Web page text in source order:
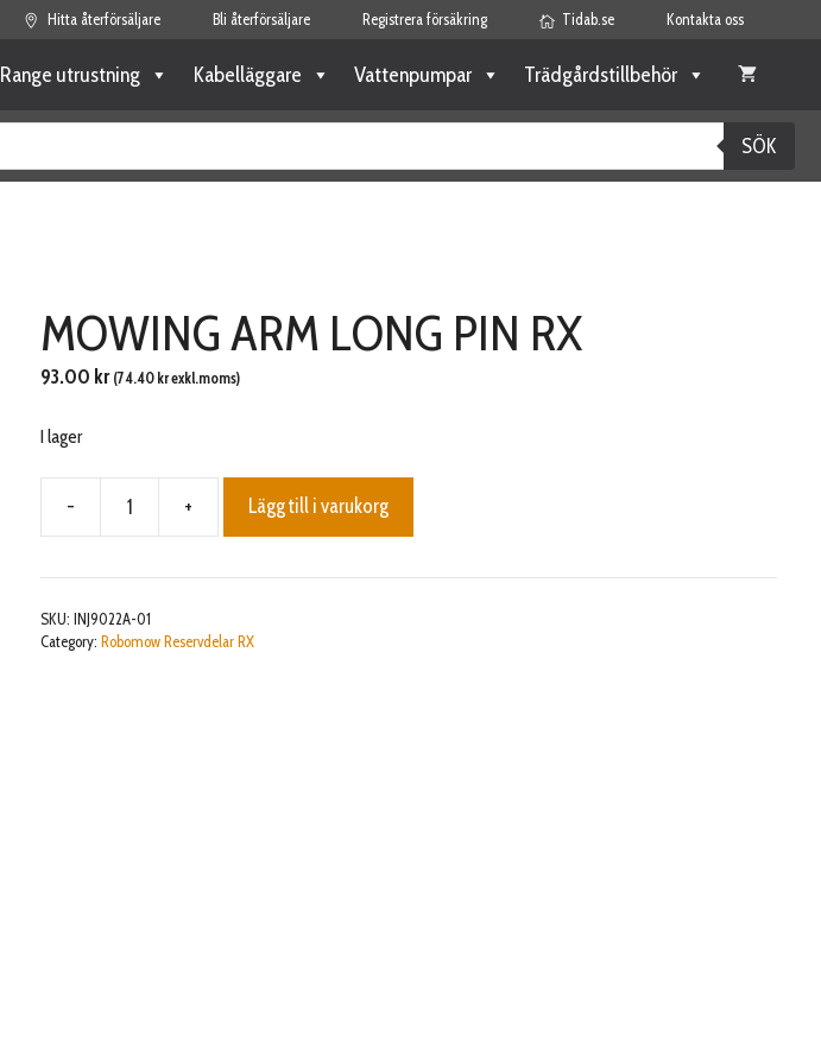
Hitta återförsäljare Bli återförsäljare Registrera försäkring Tidab.se Kontakta oss
Range utrustning Kabelläggare Vattenpumpar Trädgårdstillbehör
SÖK
MOWING ARM LONG PIN RX
93.00 kr (74.40 krexkl.moms)
I lager
-
LONG
PIN
RX
+ Lägg till i varukorg
SKU: INJ9022A-01
Category: Robomow Reservdelar RX